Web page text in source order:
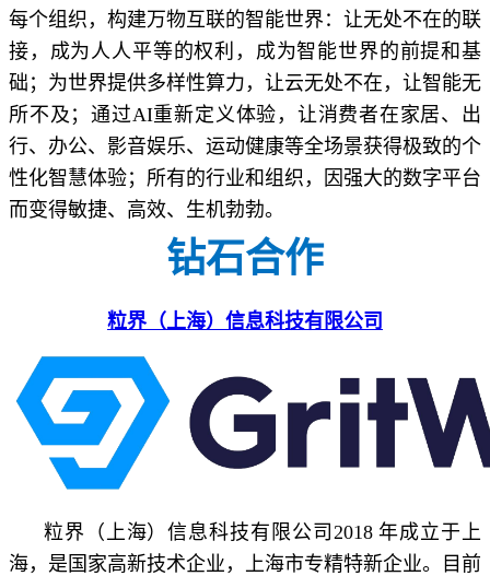
每个组织，构建万物互联的智能世界：让无处不在的联
接，成为人人平等的权利，成为智能世界的前提和基
础；为世界提供多样性算力，让云无处不在，让智能无
所不及；通过AI重新定义体验，让消费者在家居、出
行、办公、影音娱乐、运动健康等全场景获得极致的个
性化智慧体验；所有的行业和组织，因强大的数字平台
而变得敏捷、高效、生机勃勃。
钻石合作
粒界（上海）信息科技有限公司
粒界（上海）信息科技有限公司2018 年成立于上
海，是国家高新技术企业，上海市专精特新企业。目前